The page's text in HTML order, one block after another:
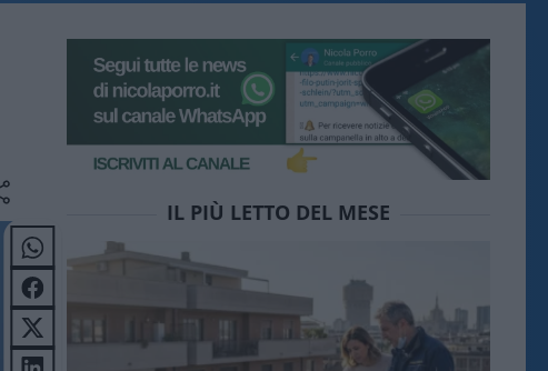
IL PIÙ LETTO DEL MESE